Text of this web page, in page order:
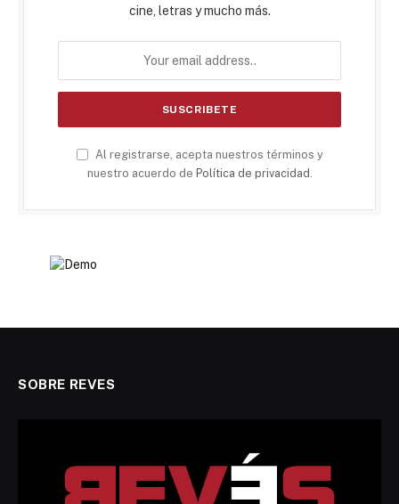
cine, letras y mucho más.
Al registrarse, acepta nuestros términos y
nuestro acuerdo de Política de privacidad .
SOBRE REVES